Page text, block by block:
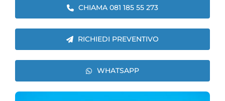
CHIAMA 081 185 55 273
RICHIEDI PREVENTIVO
WHATSAPP